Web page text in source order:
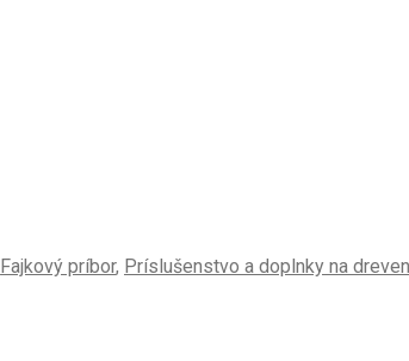
Fajkový príbor, Príslušenstvo a doplnky na